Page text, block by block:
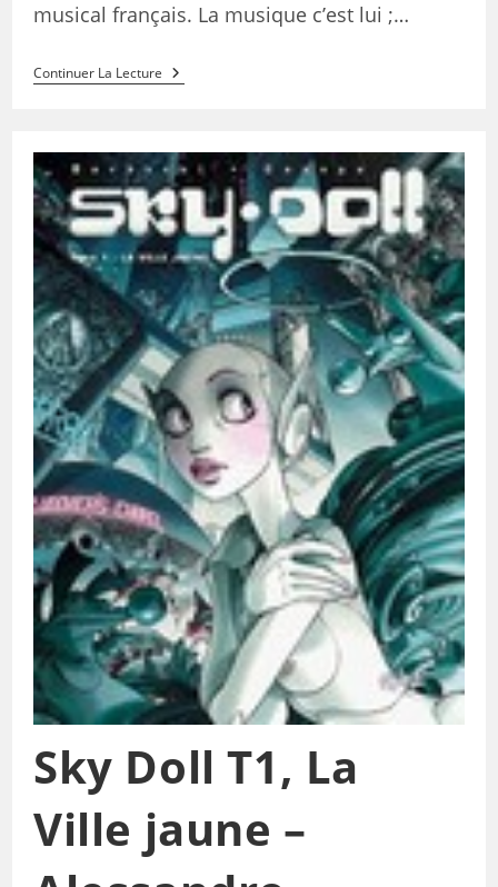
musical français. La musique c’est lui ;…
Continuer La Lecture
Sky Doll T1, La
Ville jaune –